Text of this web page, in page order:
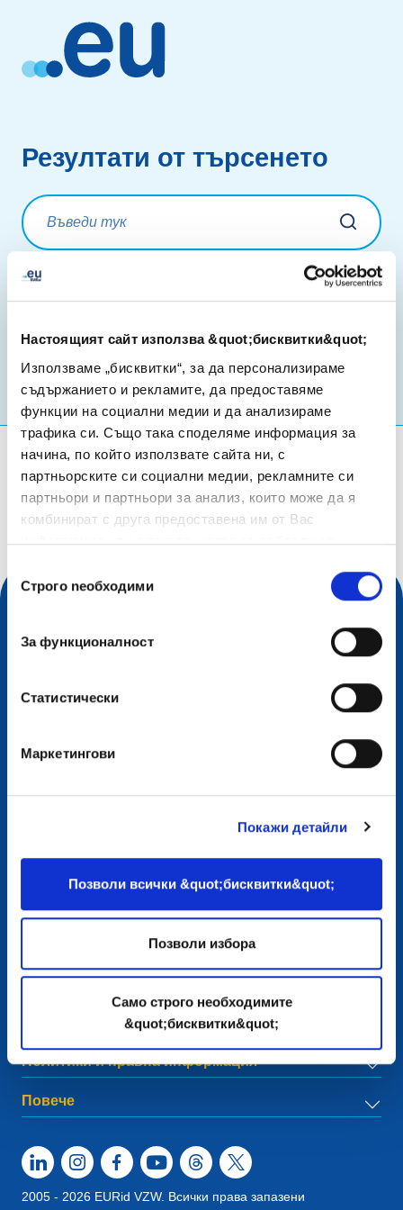
Настоящият сайт използва &quot;бисквитки&quot;
Използваме „бисквитки“, за да персонализираме
съдържанието и рекламите, да предоставяме
функции на социални медии и да анализираме
трафика си. Също така споделяме информация за
начина, по който използвате сайта ни, с
партньорските си социални медии, рекламните си
партньори и партньори за анализ, които може да я
комбинират с друга предоставена им от Вас
информация или с такава, която са събрали от
наСтрого nеобходими
За функционалност
Статистически
Маркетингови
Покажи детайли
Позволи всички &quot;бисквитки&quot;
Позволи избора
Само строго необходимите
&quot;бисквитки&quot;
Резултати от търсенето
Не са намерени резултати.
Каква информация търсиш?
Контакт
European Registry for Internet Domains vzw (EURid)
RPR Brussel – VAT BE 0864.240.405
Общи запитвания
+32 2 401 27 50
Запитвания за пресата: press@eurid.eu
Политики и правна информация
Повече
2005 - 2026 EURid VZW. Всички права запазени